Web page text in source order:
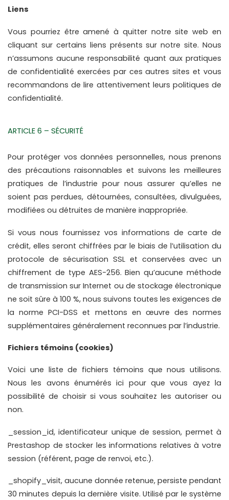
Liens
Vous pourriez être amené à quitter notre site web en
cliquant sur certains liens présents sur notre site. Nous
n’assumons aucune responsabilité quant aux pratiques
de confidentialité exercées par ces autres sites et vous
recommandons de lire attentivement leurs politiques de
confidentialité.
ARTICLE 6 – SÉCURITÉ
Pour protéger vos données personnelles, nous prenons
des précautions raisonnables et suivons les meilleures
pratiques de l’industrie pour nous assurer qu’elles ne
soient pas perdues, détournées, consultées, divulguées,
modifiées ou détruites de manière inappropriée.
Si vous nous fournissez vos informations de carte de
crédit, elles seront chiffrées par le biais de l’utilisation du
protocole de sécurisation SSL et conservées avec un
chiffrement de type AES-256. Bien qu’aucune méthode
de transmission sur Internet ou de stockage électronique
ne soit sûre à 100 %, nous suivons toutes les exigences de
la norme PCI-DSS et mettons en œuvre des normes
supplémentaires généralement reconnues par l’industrie.
Fichiers témoins (cookies)
Voici une liste de fichiers témoins que nous utilisons.
Nous les avons énumérés ici pour que vous ayez la
possibilité de choisir si vous souhaitez les autoriser ou
non.
_session_id, identificateur unique de session, permet à
Prestashop de stocker les informations relatives à votre
session (référent, page de renvoi, etc.).
_shopify_visit, aucune donnée retenue, persiste pendant
30 minutes depuis la dernière visite. Utilisé par le système